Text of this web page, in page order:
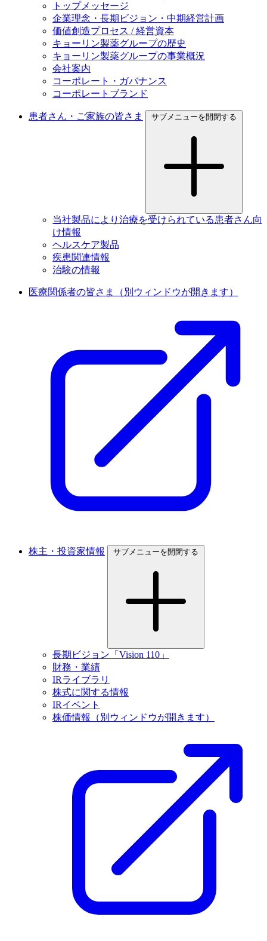
トップメッセージ
企業理念・長期ビジョン・中期経営計画
価値創造プロセス / 経営資本
キョーリン製薬グループの歴史
キョーリン製薬グループの事業概況
会社案内
コーポレート・ガバナンス
コーポレートブランド
患者さん・ご家族の皆さま サブメニューを開閉する
当社製品により治療を受けられている患者さん向
け情報
ヘルスケア製品
疾患関連情報
治験の情報
医療関係者の皆さま （別ウィンドウが開きます）
株主・投資家情報 サブメニューを開閉する
長期ビジョン「Vision 110」
財務・業績
IRライブラリ
株式に関する情報
IRイベント
株価情報
（別ウィンドウが開きます）